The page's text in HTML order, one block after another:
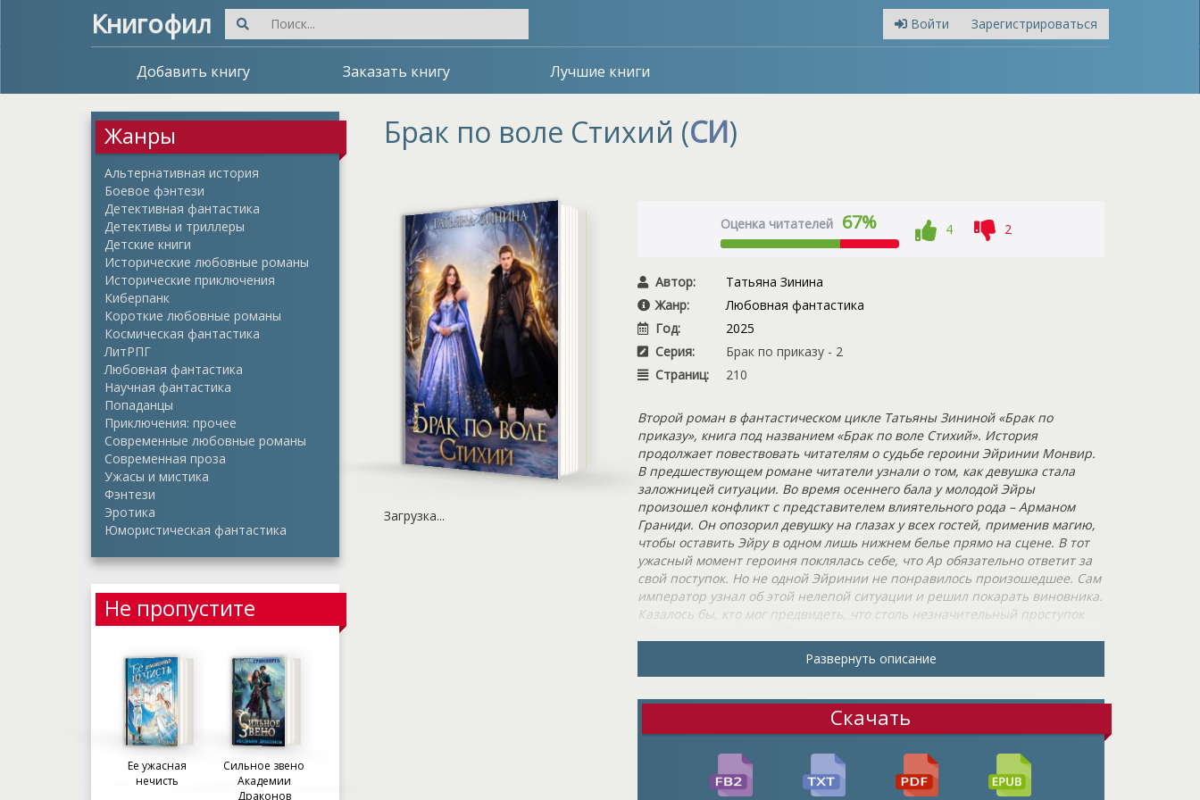
Книгофил Войти Зарегистрироваться
Добавить книгу Заказать книгу Лучшие книги
Жанры
Альтернативная история
Боевое фэнтези
Детективная фантастика
Детективы и триллеры
Детские книги
Исторические любовные романы
Исторические приключения
Киберпанк
Короткие любовные романы
Космическая фантастика
ЛитРПГ
Любовная фантастика
Научная фантастика
Попаданцы
Приключения: прочее
Современные любовные романы
Современная проза
Ужасы и мистика
Фэнтези
Эротика
Юмористическая фантастика
Не пропустите
Ее ужасная
нечисть
Сильное звено
Академии
Драконов
Брак по воле Стихий (СИ)
Загрузка...
Оценка читателей 67% 4 2
Автор:
Татьяна Зинина
Жанр:
Любовная фантастика
Год:
2025
Серия:
Брак по приказу - 2
Страниц:
210
Второй роман в фантастическом цикле Татьяны Зининой «Брак по
приказу», книга под названием «Брак по воле Стихий». История
продолжает повествовать читателям о судьбе героини Эйринии Монвир.
В предшествующем романе читатели узнали о том, как девушка стала
заложницей ситуации. Во время осеннего бала у молодой Эйры
произошел конфликт с представителем влиятельного рода – Арманом
Граниди. Он опозорил девушку на глазах у всех гостей, применив магию,
чтобы оставить Эйру в одном лишь нижнем белье прямо на сцене. В тот
ужасный момент героиня поклялась себе, что Ар обязательно ответит за
свой поступок. Но не одной Эйринии не понравилось произошедшее. Сам
император узнал об этой нелепой ситуации и решил покарать виновника.
Казалось бы, кто мог предвидеть, что столь незначительный проступок
неба, повергла в смятение обоих: ни Арман, ни Эйриния не испытывали
Эйринии, прославленной в прошлом героине, теперь предстояло
разделить свою жизнь с человеком, которого она презирала всем
сердцем. Арман Граниди, надменный и высокомерный аристократ, нанес
ей публичное оскорбление, безжалостно разрушив ее безупречную
репутацию. Теперь же, волею судьбы, она вынуждена была стать его
Развернуть описание
Скачать